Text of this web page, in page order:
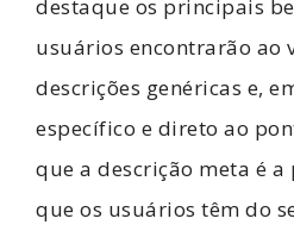
destaque os principais
usuários encontrarão ao
descrições genéricas e,
específico e direto ao
que a descrição meta é
que os usuários têm do